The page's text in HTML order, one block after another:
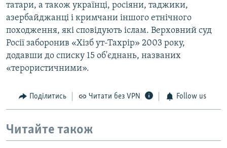
татари, а також українці, росіяни, таджики,
азербайджанці і кримчани іншого етнічного
походження, які сповідують іслам. Верховний суд
Росії заборонив «Хізб ут-Тахрір» 2003 року,
додавши до списку 15 об'єднань, названих
«терористичними».
Поділитись Читати без VPN Follow us
Читайте також